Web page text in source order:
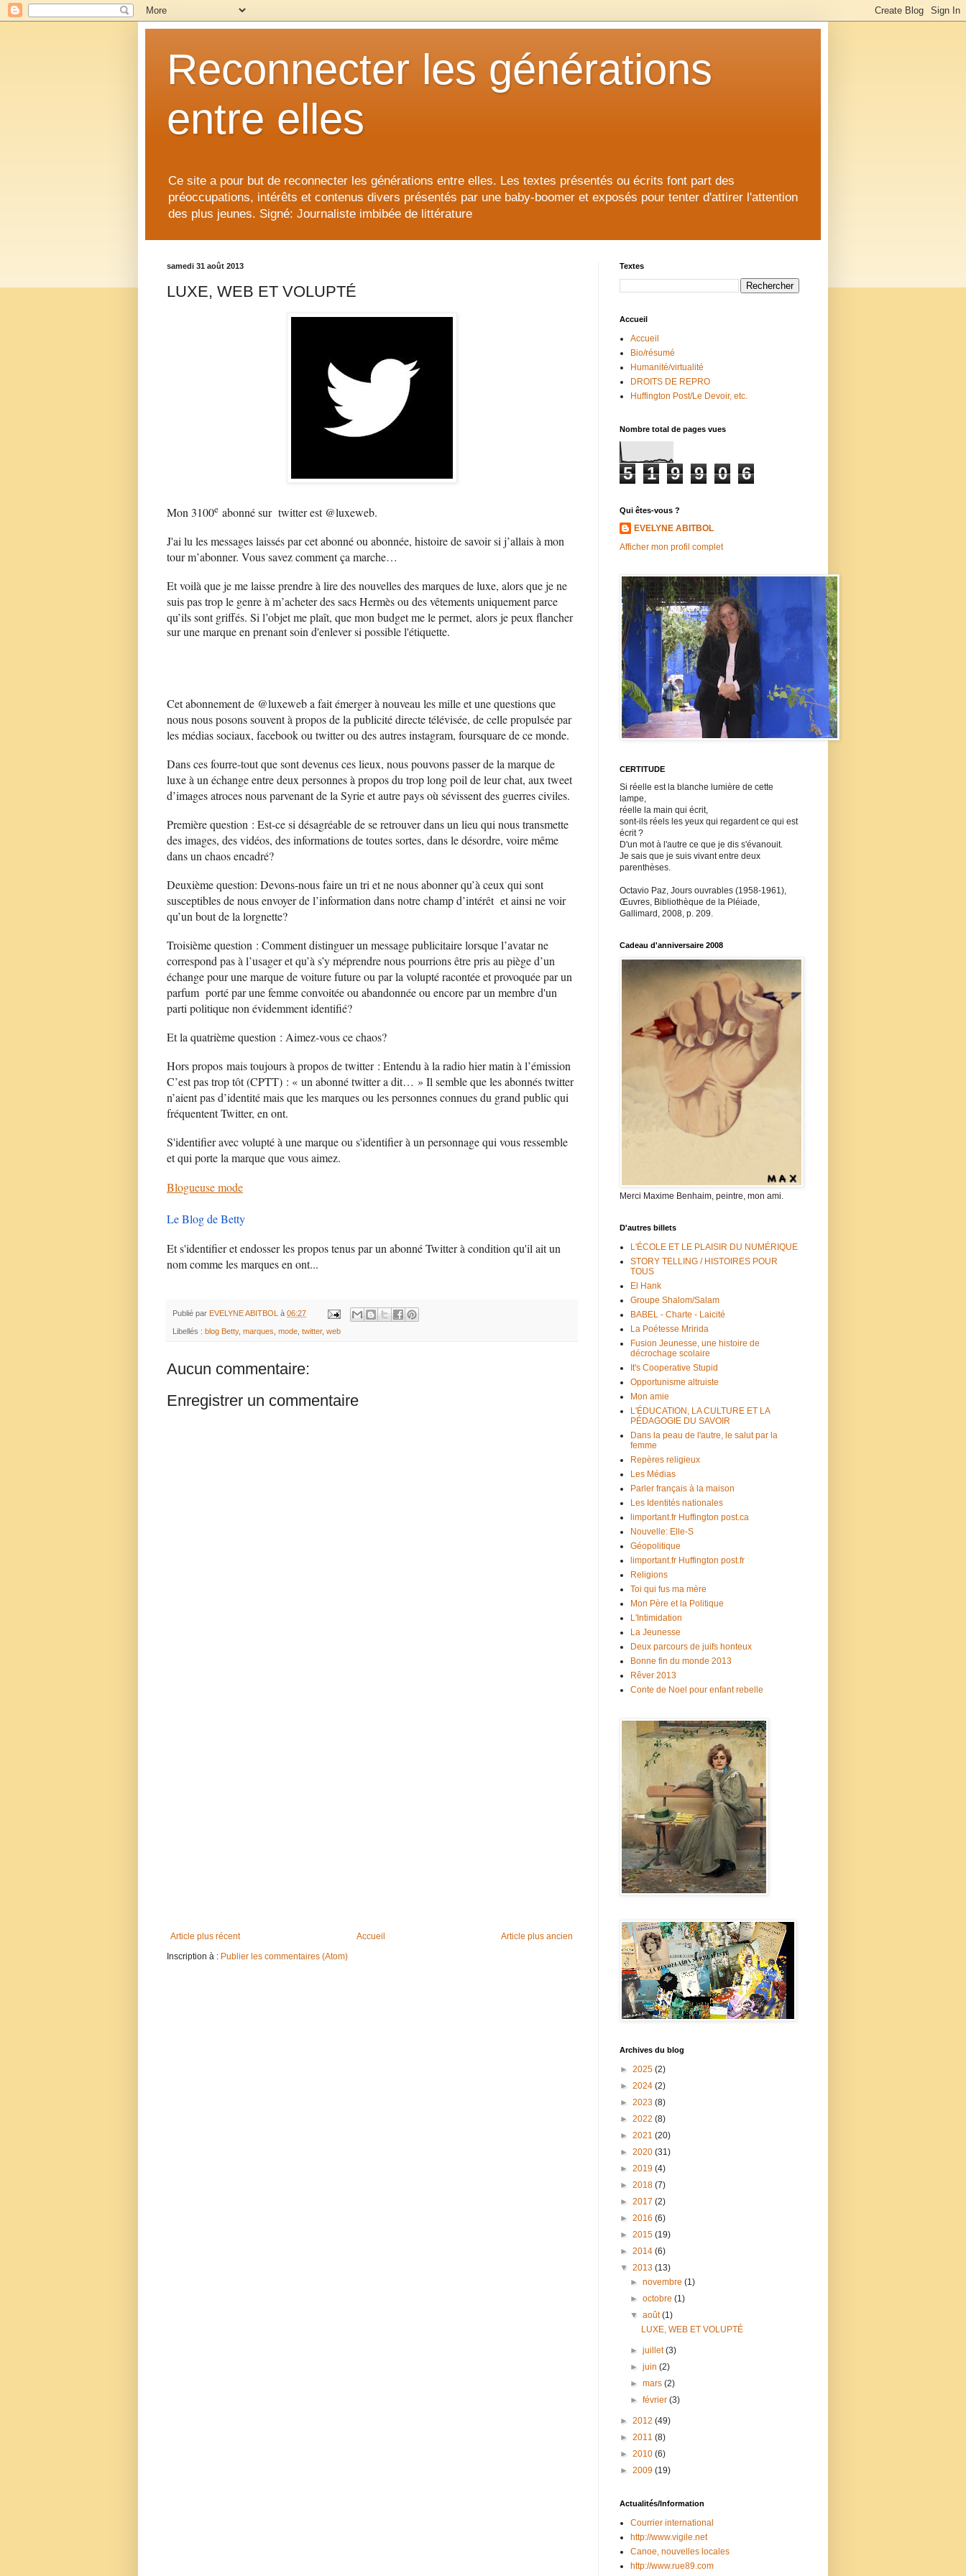
Reconnecter les générations
entre elles
Ce site a pour but de reconnecter les générations entre elles. Les textes présentés ou écrits font part des
préoccupations, intérêts et contenus divers présentés par une baby-boomer et exposés pour tenter d'attirer l'attention
des plus jeunes. Signé: Journaliste imbibée de littérature
samedi 31 août 2013
LUXE, WEB ET VOLUPTÉ
Mon 3100e abonné sur twitter est @luxeweb.
J'ai lu les messages laissés par cet abonné ou abonnée, histoire de savoir si j’allais à mon
tour m’abonner. Vous savez comment ça marche…
Et voilà que je me laisse prendre à lire des nouvelles des marques de luxe, alors que je ne
suis pas trop le genre à m’acheter des sacs Hermès ou des vêtements uniquement parce
qu’ils sont griffés. Si l’objet me plaît, que mon budget me le permet, alors je peux flancher
sur une marque en prenant soin d'enlever si possible l'étiquette.
Cet abonnement de @luxeweb a fait émerger à nouveau les mille et une questions que
nous nous posons souvent à propos de la publicité directe télévisée, de celle propulsée par
les médias sociaux, facebook ou twitter ou des autres instagram, foursquare de ce monde.
Dans ces fourre-tout que sont devenus ces lieux, nous pouvons passer de la marque de
luxe à un échange entre deux personnes à propos du trop long poil de leur chat, aux tweet
d’images atroces nous parvenant de la Syrie et autre pays où sévissent des guerres civiles.
Première question : Est-ce si désagréable de se retrouver dans un lieu qui nous transmette
des images, des vidéos, des informations de toutes sortes, dans le désordre, voire même
dans un chaos encadré?
Deuxième question: Devons-nous faire un tri et ne nous abonner qu’à ceux qui sont
susceptibles de nous envoyer de l’information dans notre champ d’intérêt et ainsi ne voir
qu’un bout de la lorgnette?
Troisième question : Comment distinguer un message publicitaire lorsque l’avatar ne
correspond pas à l’usager et qu’à s’y méprendre nous pourrions être pris au piège d’un
échange pour une marque de voiture future ou par la volupté racontée et provoquée par un
parfum porté par une femme convoitée ou abandonnée ou encore par un membre d'un
parti politique non évidemment identifié?
Et la quatrième question : Aimez-vous ce chaos?
Hors propos mais toujours à propos de twitter : Entendu à la radio hier matin à l’émission
C’est pas trop tôt (CPTT) : « un abonné twitter a dit… » Il semble que les abonnés twitter
n’aient pas d’identité mais que les marques ou les personnes connues du grand public qui
fréquentent Twitter, en ont.
S'identifier avec volupté à une marque ou s'identifier à un personnage qui vous ressemble
et qui porte la marque que vous aimez.
Blogueuse mode
Le Blog de Betty
Et s'identifier et endosser les propos tenus par un abonné Twitter à condition qu'il ait un
nom comme les marques en ont...
Publié par EVELYNE ABITBOL à 06:27
Libellés : blog Betty, marques mode twitter, web
Aucun commentaire:
Enregistrer un commentaire
Article plus récent Article plus ancien
Accueil
Inscription à : Publier les commentaires (Atom)
Textes
Accueil
Accueil
Bio/résumé
Humanité/virtualité
DROITS DE REPRO
Huffington Post/Le Devoir, etc.
Nombre total de pages vues
5 1 9 9 0 6
Qui êtes-vous ?
EVELYNE ABITBOL
Afficher mon profil complet
CERTITUDE
Si réelle est la blanche lumière de cette
lampe,
réelle la main qui écrit,
sont-ils réels les yeux qui regardent ce qui est
écrit ?
D'un mot à l'autre ce que je dis s'évanouit.
Je sais que je suis vivant entre deux
parenthèses.
Octavio Paz, Jours ouvrables (1958-1961),
Œuvres, Bibliothèque de la Pléiade,
Gallimard, 2008, p. 209.
Cadeau d'anniversaire 2008
Merci Maxime Benhaim, peintre, mon ami.
D'autres billets
L'ÉCOLE ET LE PLAISIR DU NUMÉRIQUE
STORY TELLING / HISTOIRES POUR
TOUS
El Hank
Groupe Shalom/Salam
BABEL - Charte - Laicité
La Poétesse Mririda
Fusion Jeunesse, une histoire de
décrochage scolaire
It's Cooperative Stupid
Opportunisme altruiste
Mon amie
L'ÉDUCATION, LA CULTURE ET LA
PÉDAGOGIE DU SAVOIR
Dans la peau de l'autre, le salut par la
femme
Repères religieux
Les Médias
Parler français à la maison
Les Identités nationales
limportant.fr Huffington post.ca
Nouvelle: Elle-S
Géopolitique
limportant.fr Huffington post.fr
Religions
Toi qui fus ma mère
Mon Père et la Politique
L'Intimidation
La Jeunesse
Deux parcours de juifs honteux
Bonne fin du monde 2013
Rêver 2013
Conte de Noel pour enfant rebelle
Archives du blog
► 2025 (2)
► 2024 (2)
► 2023 (8)
► 2022 (8)
► 2021 (20)
► 2020 (31)
► 2019 (4)
► 2018 (7)
► 2017 (2)
► 2016 (6)
► 2015 (19)
► 2014 (6)
▼ 2013 (13)
►novembre(1)
►octobre(1)
▼août(1)
LUXE, WEB ET VOLUPTÉ
►juillet(3)
►juin(2)
►mars(2)
►février(3)
► 2012 (49)
► 2011 (8)
► 2010 (6)
► 2009 (19)
Actualités/Information
Courrier international
http://www.vigile.net
Canoe, nouvelles locales
http://www.rue89.com